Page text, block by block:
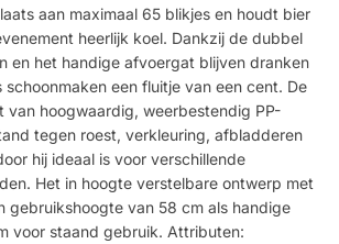
aan maximaal 65 blikjes en houdt bier
heerlijk koel. Dankzij de dubbel
en het handige afvoergat blijven dranken
schoonmaken een fluitje van een cent. De
van hoogwaardig, weerbestendig PP-
tegen roest, verkleuring, afbladderen
hij ideaal is voor verschillende
Het in hoogte verstelbare ontwerp met
gebruikshoogte van 58 cm als handige
voor staand gebruik. Attributen: